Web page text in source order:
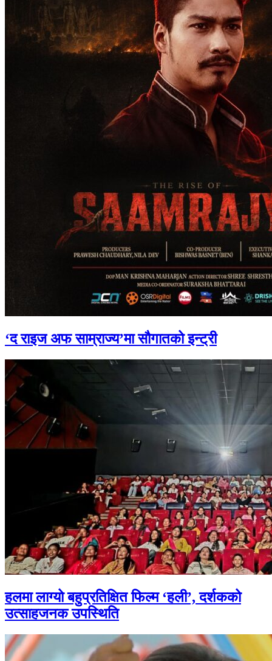
‘द राइज अफ साम्राज्य’मा सौगातको इन्ट्री
हलमा लाग्यो बहुप्रतिक्षित फिल्म ‘हली’, दर्शकको
उत्साहजनक उपस्थिति